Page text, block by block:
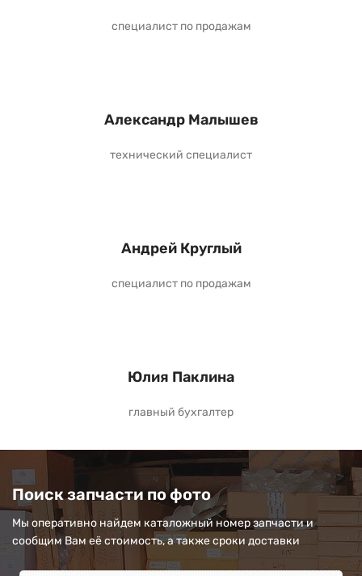
специалист по продажам
Александр Малышев
технический специалист
Андрей Круглый
специалист по продажам
Юлия Паклина
главный бухгалтер
Поиск запчасти по фото
Мы оперативно найдем каталожный номер запчасти и
сообщим Вам её стоимость, а также сроки доставки